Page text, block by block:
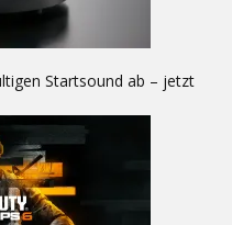
Startsound ab – jetzt